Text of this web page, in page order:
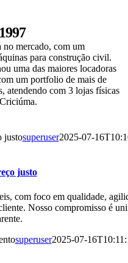
mercado, com um
para construção civil.
uma das maiores locadoras
um portfolio de mais de
atendendo com 3 lojas físicas
justosuperuser2025-07-
justo
com foco em qualidade,
Nosso compromisso é
superuser2025-07-